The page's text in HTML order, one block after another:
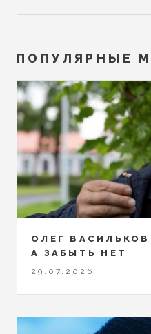
ПОПУЛЯРНЫЕ
ОЛЕГ
А ЗАБЫТЬ НЕТ
29.07.2026